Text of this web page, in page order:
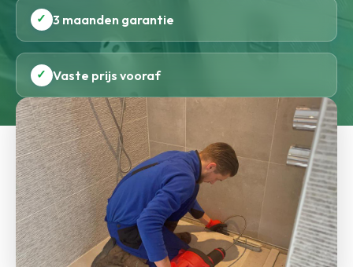
✓ 3 maanden garantie
✓ Vaste prijs vooraf